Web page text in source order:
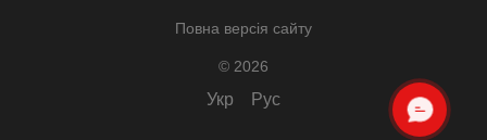
Повна версія сайту
© 2026
Укр Рус
ОНЛАЙН ЧАТ